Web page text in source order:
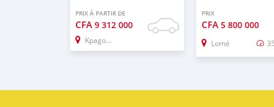
PRIX À PARTIR DE
CFA 9 312 000
Kpagoud
PRIX
CFA5 800 000
Lomé